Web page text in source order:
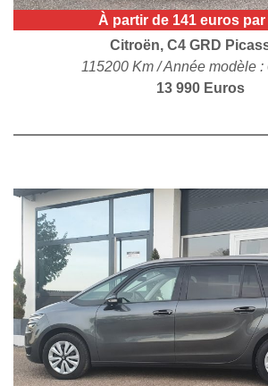
À partir de 141 euros
Citroën, C4 GRD
115200 Km / Année modèle :
13 990 Euros